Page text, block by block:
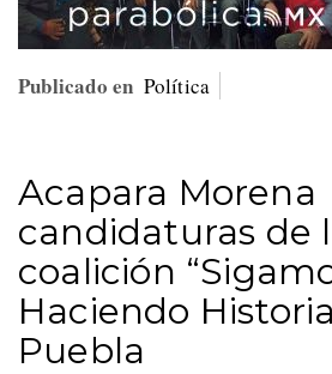
Publicado en Política
Acapara Morena
candidaturas de
coalición
Haciendo
Puebla